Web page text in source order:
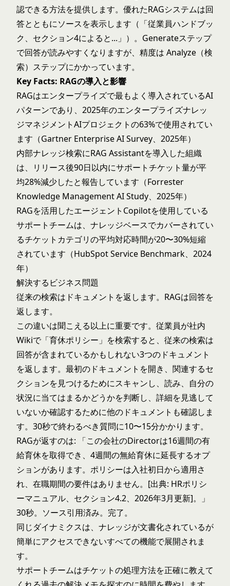
認できる方法を提供します。優れたRAGシステムは回
答とともにソースを表示します（「従業員ハンドブッ
ク、セクション4によると...」）。Generateステップ
で回答が読みやすくなりますが、精度は Analyze（検
索）ステップにかかっています。
Key Facts: RAGの導入と影響
RAGはエンタープライズで最もよく導入されているAI
パターンであり、2025年のエンタープライズナレッ
ジマネジメントAIプロジェクトの63%で使用されてい
ます（Gartner Enterprise AI Survey、2025年）
内部ナレッジ検索にRAG Assistantを導入した組織
は、リリース後90日以内にサポートチケット量が平
均28%減少したと報告しています（Forrester
Knowledge Management AI Study、2025年）
RAGを活用したエージェントCopilotを使用している
サポートチームは、ナレッジベースでカバーされてい
るチケットカテゴリの平均対応時間が20〜30%短縮
されています（HubSpot Service Benchmark、2024
年）
解決するビジネス問題
従来の検索はドキュメントを返します。RAGは回答を
返します。
この違いは聞こえる以上に重要です。従業員が社内
Wikiで「育休ポリシー」を検索すると、従来の検索は
回答が含まれているかもしれない3つのドキュメント
を返します。最初のドキュメントを開き、関連するセ
クションを見つけるためにスキャンし、読み、自分の
状況に当てはまるかどうかを判断し、詳細を見逃して
いないか確認するために他のドキュメントも確認しま
す。30秒で終わるべき質問に10〜15分かかります。
RAGが返すのは: 「この会社のDirectorは16週間の有
給育休を取得でき、4週間の無給育休に延長するオプ
ションがあります。ポリシーは入社初日から適用さ
れ、在職期間の要件はありません。[出典: HRポリシ
ーマニュアル、セクション4.2、2026年3月更新]。」
30秒。ソース引用済み。完了。
同じダイナミクスは、ナレッジが文書化されているが
簡単にアクセスできないすべての機能で展開されま
す。
サポートチームはチケットの処理方法を正確に教えて